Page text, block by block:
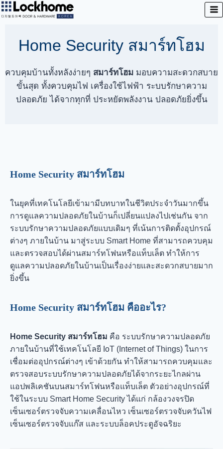
Home Security สมาร์ทโฮม
ควบคุมบ้านทั้งหลังง่ายๆ สมาร์ทโฮม มอบความสะดวกสบาย
ขั้นสุด ทั้งควบคุมไฟ เครื่องใช้ไฟฟ้า ระบบรักษาความ
ปลอดภัย ได้จากทุกที่ ประหยัดพลังงาน ปลอดภัยยิ่งขึ้น
Home Security สมาร์ทโฮม
ในยุคที่เทคโนโลยีเข้ามามีบทบาทในชีวิตประจำวันมากขึ้น
การดูแลความปลอดภัยในบ้านก็เปลี่ยนแปลงไปเช่นกัน จาก
ระบบรักษาความปลอดภัยแบบเดิมๆ ที่เน้นการติดตั้งอุปกรณ์
ต่างๆ ภายในบ้าน มาสู่ระบบ Smart Home ที่สามารถควบคุม
และตรวจสอบได้ผ่านสมาร์ทโฟนหรือแท็บเล็ต ทำให้การ
ดูแลความปลอดภัยในบ้านเป็นเรื่องง่ายและสะดวกสบายมาก
ยิ่งขึ้น
Home Security สมาร์ทโฮม คืออะไร?
Home Security สมาร์ทโฮม คือ ระบบรักษาความปลอดภัย
ภายในบ้านที่ใช้เทคโนโลยี IoT (Internet of Things) ในการ
เชื่อมต่ออุปกรณ์ต่างๆ เข้าด้วยกัน ทำให้สามารถควบคุมและ
ตรวจสอบระบบรักษาความปลอดภัยได้จากระยะไกลผ่าน
แอปพลิเคชันบนสมาร์ทโฟนหรือแท็บเล็ต ตัวอย่างอุปกรณ์ที่
ใช้ในระบบ Smart Home Security ได้แก่ กล้องวงจรปิด
เซ็นเซอร์ตรวจจับความเคลื่อนไหว เซ็นเซอร์ตรวจจับควันไฟ
เซ็นเซอร์ตรวจจับแก๊ส และระบบล็อคประตูอัจฉริยะ